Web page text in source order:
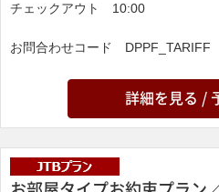
チェックアウト
10:00
詳細を見る /
お問合わせコード DPPF_TARIFF